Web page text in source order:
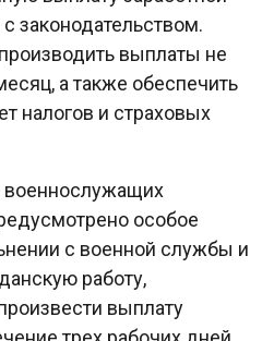
законодательством.
выплаты не
а также обеспечить
налогов и страховых
особое
с военной службы и
работу,
выплату